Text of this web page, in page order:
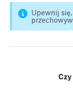
Upewnij
Czy